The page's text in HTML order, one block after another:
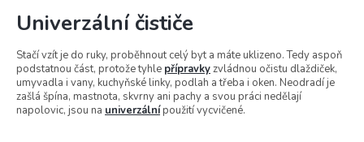
Univerzální čističe
Stačí vzít je do ruky, proběhnout celý byt a máte uklizeno. Tedy aspoň
podstatnou část, protože tyhle přípravkyzvládnou očistu dlaždiček,
umyvadla i vany, kuchyňské linky, podlah a třeba i oken. Neodradí je
zašlá špína, mastnota, skvrny ani pachy a svou práci nedělají
napolovic, jsou na univerzálnípoužití vycvičené.